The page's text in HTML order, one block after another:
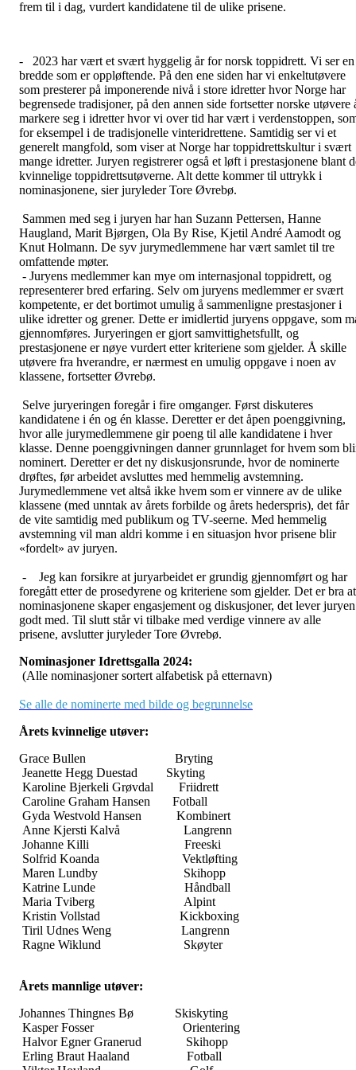
frem til i dag, vurdert kandidatene til de ulike prisene.
- 2023 har vært et svært hyggelig år for norsk toppidrett. Vi ser en
bredde som er oppløftende. På den ene siden har vi enkeltutøvere
som presterer på imponerende nivå i store idretter hvor Norge har
begrensede tradisjoner, på den annen side fortsetter norske utøvere
markere seg i idretter hvor vi over tid har vært i verdenstoppen,
for eksempel i de tradisjonelle vinteridrettene. Samtidig ser vi et
generelt mangfold, som viser at Norge har toppidrettskultur i svært
mange idretter. Juryen registrerer også et løft i prestasjonene blant
kvinnelige toppidrettsutøverne. Alt dette kommer til uttrykk i
nominasjonene, sier juryleder Tore Øvrebø.
Sammen med seg i juryen har han Suzann Pettersen, Hanne
Haugland, Marit Bjørgen, Ola By Rise, Kjetil André Aamodt og
Knut Holmann. De syv jurymedlemmene har vært samlet til tre
omfattende møter.
- Juryens medlemmer kan mye om internasjonal toppidrett, og
representerer bred erfaring. Selv om juryens medlemmer er svært
kompetente, er det bortimot umulig å sammenligne prestasjoner i
ulike idretter og grener. Dette er imidlertid juryens oppgave, som
gjennomføres. Juryeringen er gjort samvittighetsfullt, og
prestasjonene er nøye vurdert etter kriteriene som gjelder. Å skille
utøvere fra hverandre, er nærmest en umulig oppgave i noen av
klassene, fortsetter Øvrebø.
Selve juryeringen foregår i fire omganger. Først diskuteres
kandidatene i én og én klasse. Deretter er det åpen poenggivning,
hvor alle jurymedlemmene gir poeng til alle kandidatene i hver
klasse. Denne poenggivningen danner grunnlaget for hvem som
nominert. Deretter er det ny diskusjonsrunde, hvor de nominerte
drøftes, før arbeidet avsluttes med hemmelig avstemning.
Jurymedlemmene vet altså ikke hvem som er vinnere av de ulike
klassene (med unntak av årets forbilde og årets hederspris), det får
de vite samtidig med publikum og TV-seerne. Med hemmelig
avstemning vil man aldri komme i en situasjon hvor prisene blir
«fordelt» av juryen.
- Jeg kan forsikre at juryarbeidet er grundig gjennomført og har
foregått etter de prosedyrene og kriteriene som gjelder. Det er bra at
nominasjonene skaper engasjement og diskusjoner, det lever juryen
godt med. Til slutt står vi tilbake med verdige vinnere av alle
prisene, avslutter juryleder Tore Øvrebø.
Nominasjoner Idrettsgalla 2024:
(Alle nominasjoner sortert alfabetisk på etternavn)
Se alle de nominerte med bilde og begrunnelse
Årets kvinnelige utøver:
Grace Bullen Bryting
Jeanette Hegg Duestad Skyting
Karoline Bjerkeli Grøvdal Friidrett
Caroline Graham Hansen Fotball
Gyda Westvold Hansen Kombinert
Anne Kjersti Kalvå Langrenn
Johanne Killi Freeski
Solfrid Koanda Vektløfting
Maren Lundby Skihopp
Katrine Lunde Håndball
Maria Tviberg Alpint
Kristin Vollstad Kickboxing
Tiril Udnes Weng Langrenn
Ragne Wiklund Skøyter
Årets mannlige utøver:
Johannes Thingnes Bø Skiskyting
Kasper Fosser Orientering
Halvor Egner Granerud Skihopp
Erling Braut Haaland Fotball